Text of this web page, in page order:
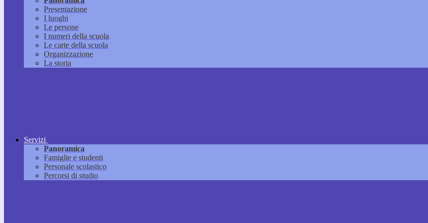
Presentazione
I luoghi
Le persone
I numeri della scuola
Le carte della scuola
Organizzazione
La storia
Servizi
Panoramica
Famiglie e studenti
Personale scolastico
Percorsi di studio